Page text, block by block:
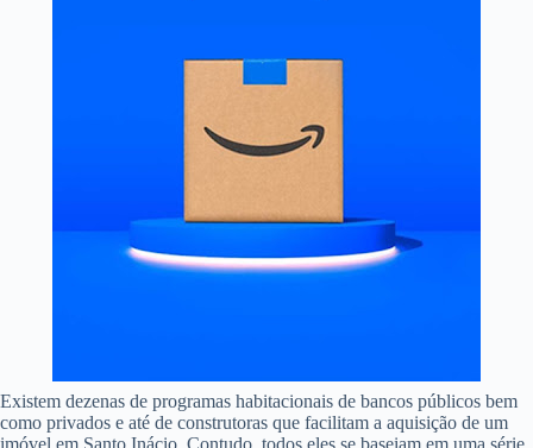
Existem dezenas de programas habitacionais de bancos públicos bem
como privados e até de construtoras que facilitam a aquisição de um
imóvel em Santo Inácio. Contudo, todos eles se baseiam em uma série